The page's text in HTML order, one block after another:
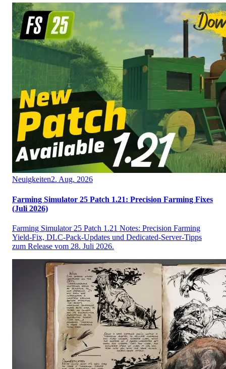
Neuigkeiten2. Aug. 2026
Farming Simulator 25 Patch 1.21: Precision Farming Fixes
(Juli 2026)
Farming Simulator 25 Patch 1.21 Notes: Precision Farming
Yield-Fix, DLC-Pack-Updates und Dedicated-Server-Tipps
zum Release vom 28. Juli 2026.